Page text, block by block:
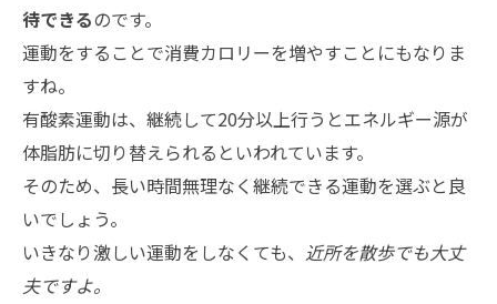
待できるのです。
運動をすることで消費カロリーを増やすことにもなりま
すね。
有酸素運動は、継続して20分以上行うとエネルギー源が
体脂肪に切り替えられるといわれています。
そのため、長い時間無理なく継続できる運動を選ぶと良
いでしょう。
いきなり激しい運動をしなくても、 近所を散歩でも大丈
夫ですよ。